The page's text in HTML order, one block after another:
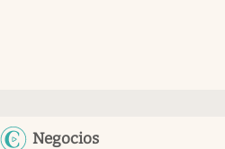
Negocios
Members